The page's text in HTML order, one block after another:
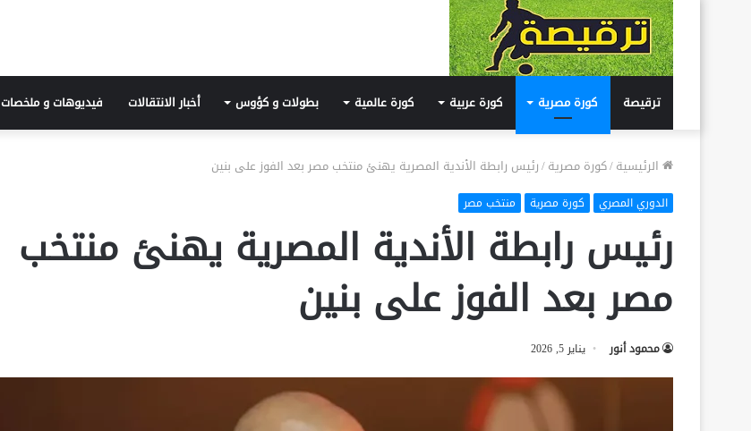
ترقيصة كورة مصرية كورة عربية كورة عالمية بطولات و كؤوس أخبار الانتقالات فيديوهات و ملخصات
الرئيسية/كورة مصرية/رئيس رابطة الأندية المصرية يهنئ منتخب مصر بعد الفوز على بنين
الدوري المصري كورة مصرية منتخب مصر
رئيس رابطة الأندية المصرية يهنئ منتخب
مصر بعد الفوز على بنين
محمود أنور يناير 5, 2026